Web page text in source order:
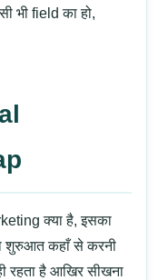
भी field का हो,
क्या है, इसका
शुरुआत कहाँ से करनी
रहता है आखिर सीखना